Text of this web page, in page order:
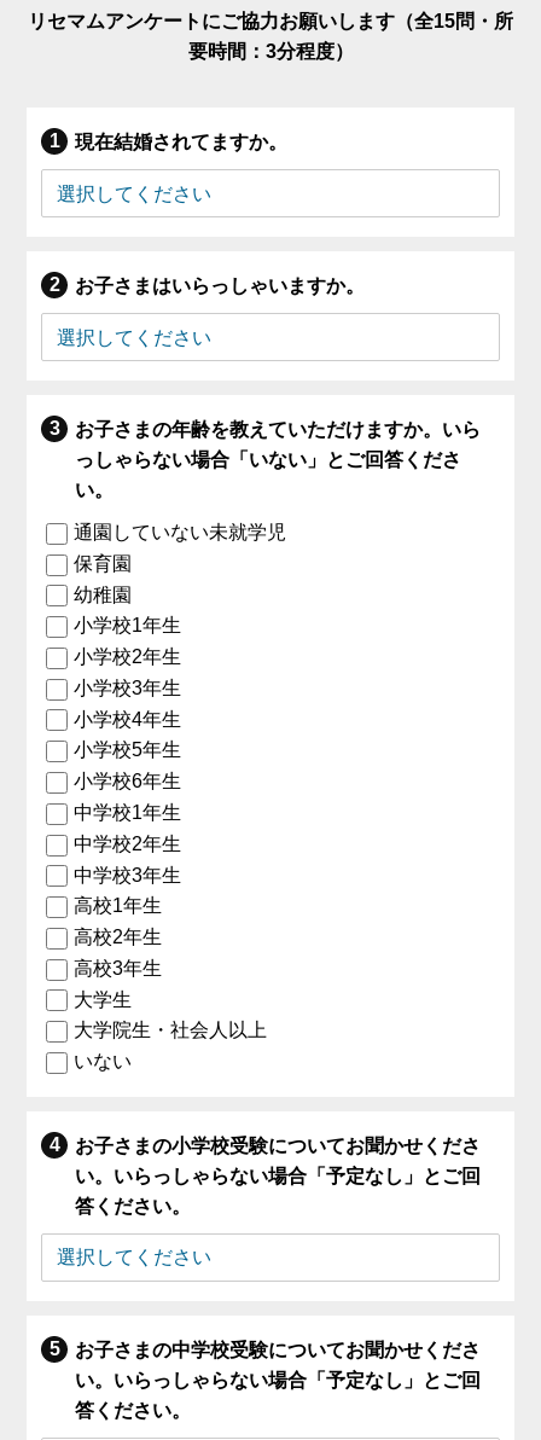
リセマムアンケートにご協力お願いします（全15問・所
要時間：3分程度）
現在結婚されてますか。
お子さまはいらっしゃいますか。
お子さまの年齢を教えていただけますか。いら
っしゃらない場合「いない」とご回答くださ
い。
通園していない未就学児
保育園
幼稚園
小学校1年生
小学校2年生
小学校3年生
小学校4年生
小学校5年生
小学校6年生
中学校1年生
中学校2年生
中学校3年生
高校1年生
高校2年生
高校3年生
大学生
大学院生・社会人以上
いない
お子さまの小学校受験についてお聞かせくださ
い。いらっしゃらない場合「予定なし」とご回
答ください。
お子さまの中学校受験についてお聞かせくださ
い。いらっしゃらない場合「予定なし」とご回
答ください。